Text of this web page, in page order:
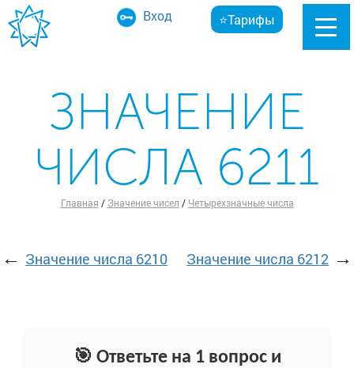
Вход ⭐Тарифы
ЗНАЧЕНИЕ
ЧИСЛА 6211
Главная / Значение чисел / Четырехзначные числа
← Значение числа 6210 Значение числа 6212 →
🎯 Ответьте на 1 вопрос и